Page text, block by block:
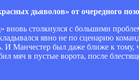
дьяволов» от очередного
вновь столкнулся с большими
явно не по сценарию
И Манчестер был даже ближе к тому,
мяч в пустые ворота, после